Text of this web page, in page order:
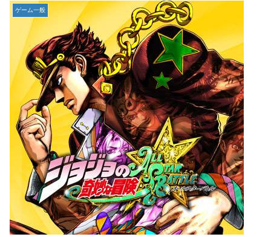
『ゼルダの伝説』ゼルダ姫とリンクって毎回結ばれずに別の
相手と子孫を残してるって本当…？
韓国人「英メディアや海外各社も一斉に韓国サッカー協会を
巡る過去の不祥事を報道！」→「国際的な信用失墜の危
機‥」
【画像】廃墟化したレンタルビデオ屋、そのまま時が止まっ
てしまっていると話題にｗｗｗｗ
【悲報】女性配信者「アスペの検査してみた…みんなこれわ
かるの？」
【画像】ハンターハンターさん、ガチで最強の新能力を登場
させてしまうｗｗｗｗｗｗｗ
【画像】週刊少年マガジン、限界突破
「テイルズオブシンフォニア リマスター」発売日が2/16に
決定！最新の「発売日告知トレーラー」も公開！
【悲報】坂口杏里を家に住ませてあげた結果ｗｗｗｗ
【悲報】女性配信者「アスペの検査してみた…みんなこれわ
かるの？」
【画像】20年前のAV、キチガイすぎるwwwwww
【画像】女さん、ミニ過ぎる浴衣を着た写真を投稿して叩か
れるｗｗｗｗ
【朗報】菅直人元総理、再評価されるｗｗｗｗｗｗｗｗｗｗ
ｗｗｗｗｗｗｗｗ
【画像】このLINEでなんで女が怒ってるのか分かんない奴
はモテない奴確定らしい←お前らは勿論わかるよ
な？？？？？？？
海外「日本は戦勝国なんだよ」 戦後の日本人の特別な生き
様に各国から称賛の声
【悲報画像】イキリたい年頃の中学生さん、和彫を入れて人
ゲーム一般